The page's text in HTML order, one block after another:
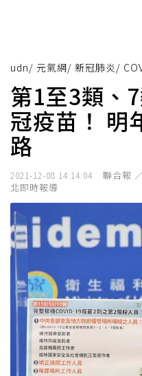
udn/ 元氣網/ 新冠肺炎 /
第1至3類、
冠疫苗！ 明
路
2021-12-08 14:14:04
聯合報
北即時報導